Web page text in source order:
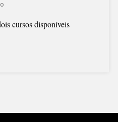
cursos disponíveis